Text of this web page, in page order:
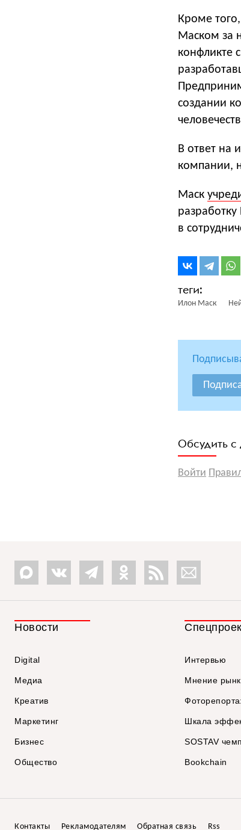
Кроме
Маском за
конфликте
создании
В ответ на
компании,
Маск
в
Илон Маск
Обсудить с
Войти
Новости
Digital
Медиа
Креатив
Маркетинг
Бизнес
Общество
Интервью
Мнение
Шкала
SOSTAV
Bookchain
Контакты Рекламодателям Обратная связь Rss